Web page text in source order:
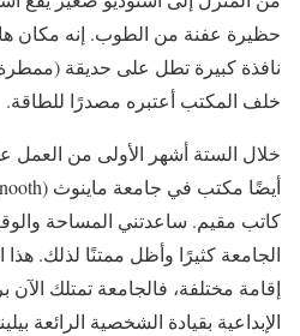
حظيرة عفنة من الطوب. إنه مكان
نافذة كبيرة تطل على حديقة
خلف المكتب أعتبره مصدرًا للطاقة.
خلال الستة أشهر الأولى من العمل
كاتب مقيم. ساعدتني المساحة
الجامعة كثيرًا وأظل ممتنًا لذلك.
إقامة مختلفة، فالجامعة تمتلك الآن
الإبداعية بقيادة الشخصية الرائعة